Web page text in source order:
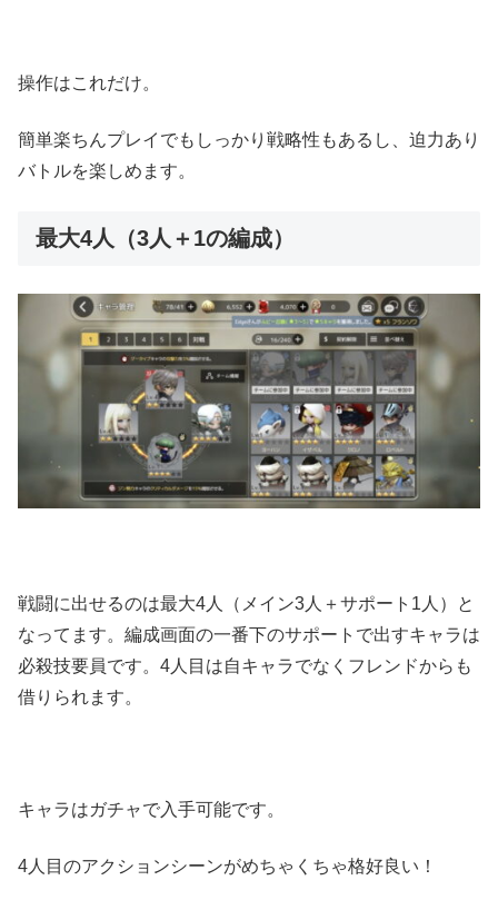
操作はこれだけ。
簡単楽ちんプレイでもしっかり戦略性もあるし、迫力あり
バトルを楽しめます。
最大4人（3人＋1の編成）
戦闘に出せるのは最大4人（メイン3人＋サポート1人）と
なってます。編成画面の一番下のサポートで出すキャラは
必殺技要員です。4人目は自キャラでなくフレンドからも
借りられます。
キャラはガチャで入手可能です。
4人目のアクションシーンがめちゃくちゃ格好良い！